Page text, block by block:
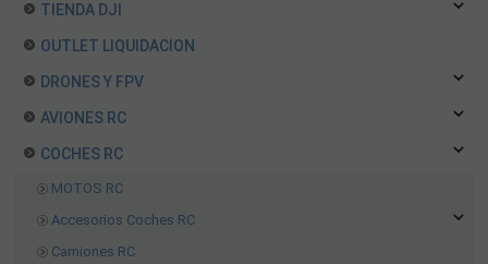
TIENDA DJI
OUTLET LIQUIDACION
DRONES Y FPV
AVIONES RC
COCHES RC
MOTOS RC
Accesorios Coches RC
Camiones RC